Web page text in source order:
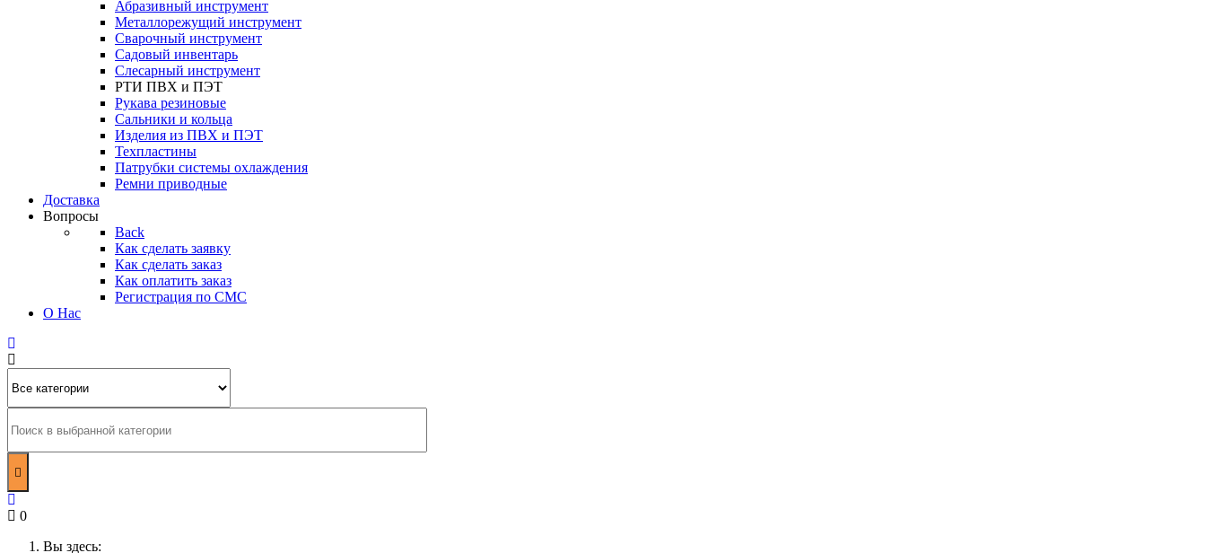
Абразивный инструмент
Металлорежущий инструмент
Сварочный инструмент
Садовый инвентарь
Слесарный инструмент
РТИ ПВХ и ПЭТ
Рукава резиновые
Сальники и кольца
Изделия из ПВХ и ПЭТ
Техпластины
Патрубки системы охлаждения
Ремни приводные
Доставка
Вопросы
Back
Как сделать заявку
Как сделать заказ
Как оплатить заказ
Регистрация по СМС
О Нас
0
Вы здесь: